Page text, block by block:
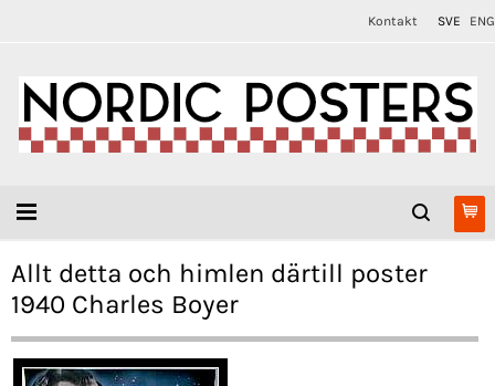
Kontakt SVE ENG
Allt detta och himlen därtill poster
1940 Charles Boyer